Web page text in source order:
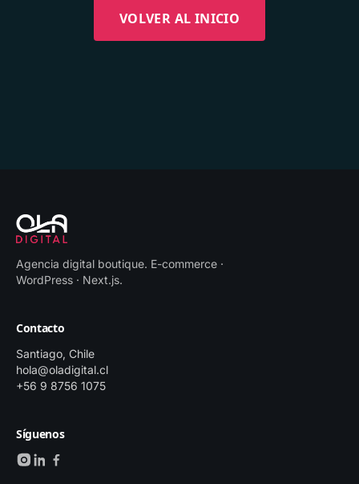
VOLVER AL INICIO
Agencia digital boutique. E-commerce ·
WordPress · Next.js.
Contacto
Santiago, Chile
hola@oladigital.cl
+56 9 8756 1075
Síguenos